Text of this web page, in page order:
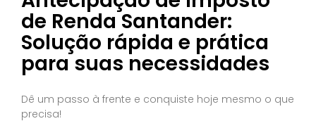
de Renda Santander:
Solução rápida e prática
para suas necessidades
Dê um passo à frente e conquiste hoje mesmo o que
precisa!